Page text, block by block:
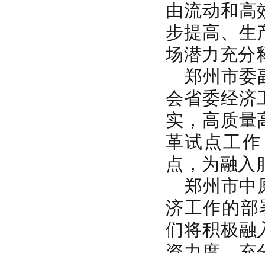
由流动和高
步提高、生
场潜力充分
郑州市委
会省委经济
实，高质量
革试点工
点，为融入
郑州市中
济工作的部
们将积极融